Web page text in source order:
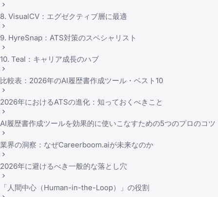
8. VisualCV：エグゼクティブ層に最適
9. HyreSnap：ATS対策のスペシャリスト
10. Teal：キャリア成長のハブ
比較表：2026年のAI履歴書作成ツール・ベスト10
2026年におけるATSの進化：知っておくべきこと
AI履歴書作成ツールを効果的に使いこなすための5つのプロのコツ
業界の洞察：なぜCareerboom.aiが未来なのか
2026年に避けるべき一般的な落とし穴
「人間中心（Human-in-the-Loop）」の役割